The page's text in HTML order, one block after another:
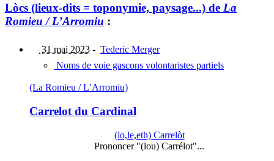
Lòcs (lieux-dits = toponymie, paysage...) de La
Romieu / L’Arromiu :
31 mai 2023 - Tederic Merger
Noms de voie gascons volontaristes partiels
(La Romieu / L’Arromiu)
Carrelot du Cardinal
(lo,le,eth) Carrelòt
Prononcer "(lou) Carrélot"...